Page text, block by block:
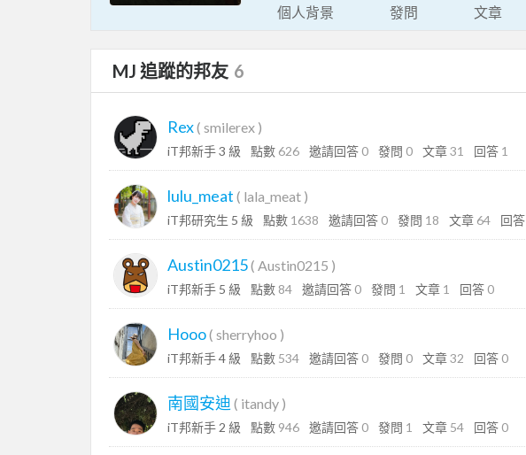
個人背景 發問 文章
MJ 追蹤的邦友 6
Rex( smilerex )
iT邦新手 3 級 點數 626 邀請回答 0 發問 0 文章31 回答 1
lulu_meat ( lala_meat )
iT邦研究生 5 級 點數 1638 邀請回答 0 發問 18 文章 64 回答
Austin0215( Austin0215 )
iT邦新手 5 級 點數 84 邀請回答 0 發問 1 文章 1 回答 0
Hooo( sherryhoo )
iT邦新手 4 級 點數 534 邀請回答 0 發問 0 文章32 回答 0
南國安迪 ( itandy )
iT邦新手 2 級 點數 946 邀請回答 0 發問 1 文章 54 回答 0